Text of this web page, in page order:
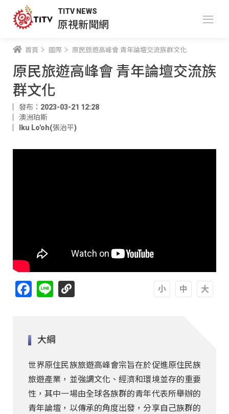
TITV NEWS
原視新聞網
首頁 國際 原民旅遊高峰會 青年論壇交流族群文化
原民旅遊高峰會 青年論壇交流族
群文化
發布：2023-03-21 12:28
澳洲珀斯
Iku Lo'oh(張治平)
Facebook
Line
大綱
世界原住民族旅遊高峰會宗旨在於促進原住民族
旅遊產業，並強調文化、經濟和環境並存的重要
性，其中一場由全球各族群的青年代表所舉辦的
青年論壇，以傳承的角度出發，分享自己族群的